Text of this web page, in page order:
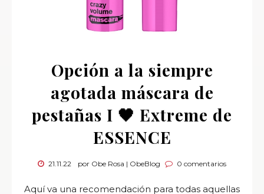
Opción a la siempre
agotada máscara de
pestañas I 🖤 Extreme de
ESSENCE
21.11.22 por Obe Rosa | ObeBlog 0 comentarios
Aquí va una recomendación para todas aquellas